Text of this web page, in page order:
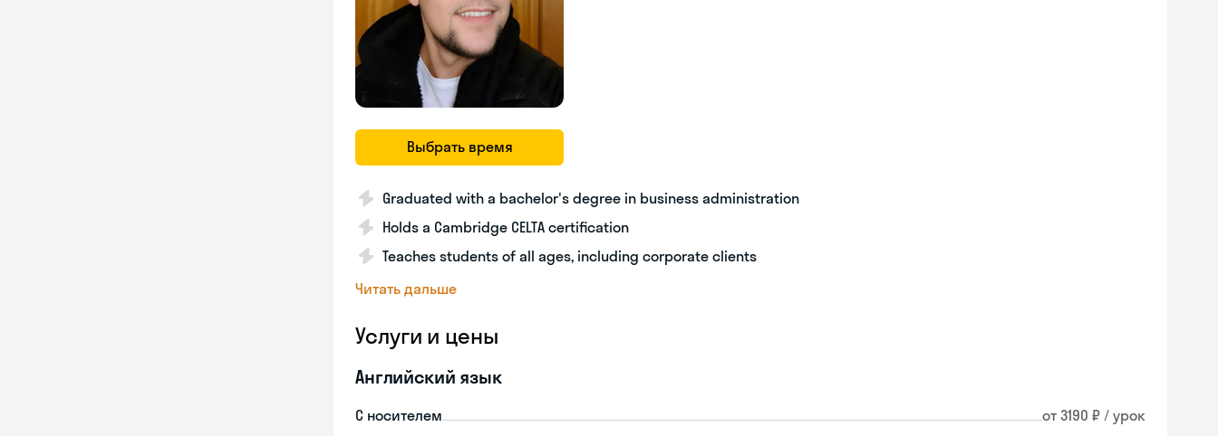
Выбрать время
Graduated with a bachelor's degree in business administration
Holds a Cambridge CELTA certification
Teaches students of all ages, including corporate clients
Читать дальше
Услуги и цены
Английский язык
С носителем от 3190 ₽ / урок